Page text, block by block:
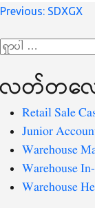
စာမူ
လမ်းကြော
Previous: SDXGX
ရှာ
စကားလုံး
လတ်တ‌လော
Retail Sale
Junior
Warehouse
Warehouse
Warehouse